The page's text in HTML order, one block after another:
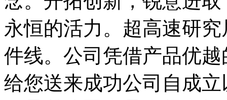
永恒的活力。超高速研
件线。公司凭借产品优
给您送来成功公司自成